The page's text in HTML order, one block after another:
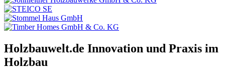
Holzbauwelt.de Innovation und Praxis im
Holzbau